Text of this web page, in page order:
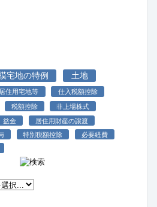
宅地の特例 土地
住用宅地等 仕入税額控除
税額控除
非上場株式
益金
居住用財産の譲渡
特別税額控除
必要経費